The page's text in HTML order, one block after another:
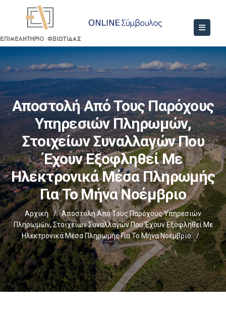
Αποστολή Από Τους Παρόχους
Υπηρεσιών Πληρωμών,
Στοιχείων Συναλλαγών Που
Έχουν Εξοφληθεί Με
Ηλεκτρονικά Μέσα Πληρωμής
Για Το Μήνα Νοέμβριο
Αρχική /
Αποστολή Από Τους Παρόχους Υπηρεσιών
Πληρωμών, Στοιχείων Συναλλαγών Που Έχουν Εξοφληθεί Με
Ηλεκτρονικά Μέσα Πληρωμής Για Το Μήνα Νοέμβριο
/